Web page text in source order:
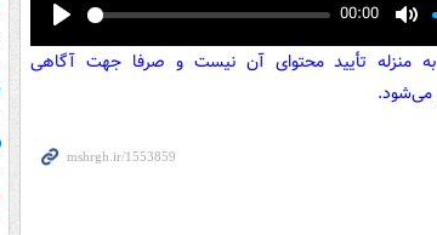
00:00
منزله تأیید محتوای آن نیست و صرفا جهت آگاهی
می‌شود.